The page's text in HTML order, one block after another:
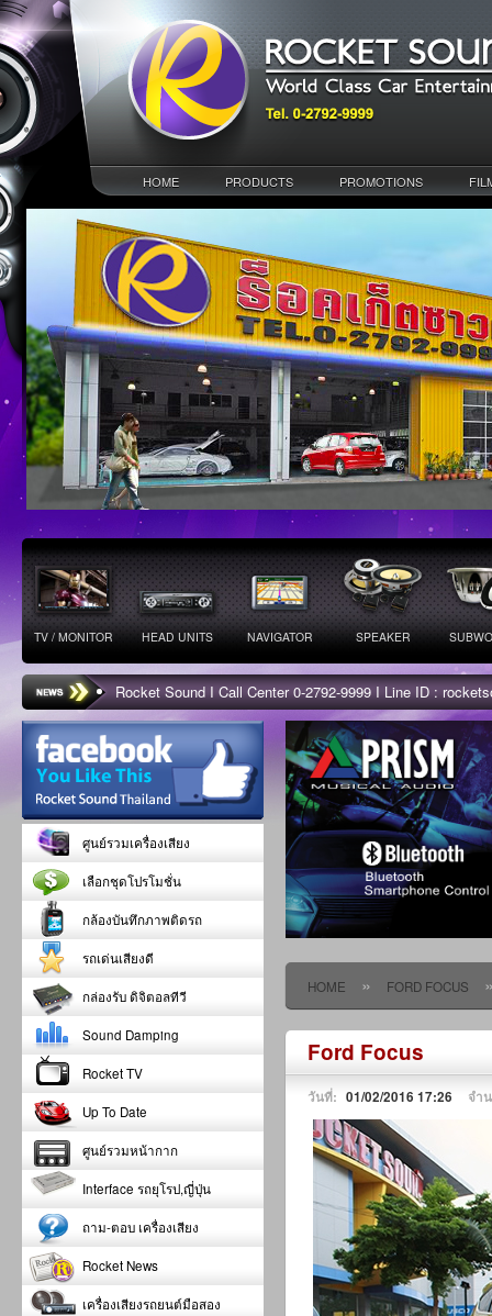
HOME PRODUCTS PROMOTIONS
TV / MONITOR HEAD UNITS NAVIGATOR SPEAKER
Rocket Sound I Call Center 0-2792-9999 I Line ID :
HOME » FORD FOCUS
Ford Focus
วันที่: 01/02/2016 17:26 จำ
ศูนย์รวมเครื่องเสียง
เลือกชุดโปรโมชั่น
กล้องบันทึกภาพติดรถ
รถเด่นเสียงดี
กล่องรับ ดิจิตอลทีวี
Sound Damping
Rocket TV
Up To Date
ศูนย์รวมหน้ากาก
Interface รถยุโรป,ญี่ปุ่น
ถาม-ตอบ เครื่องเสียง
Rocket News
เครื่องเสียงรถยนต์มือสอง